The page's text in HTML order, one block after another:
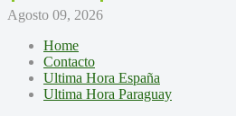
Agosto 09, 2026
Home
Contacto
Ultima Hora España
Ultima Hora Paraguay